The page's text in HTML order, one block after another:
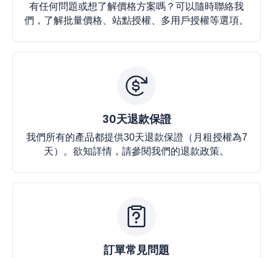
有任何問題或想了解價格方案嗎？可以隨時聯絡我
們，了解批量價格、站點授權、多用戶授權等選項。
30天退款保證
我們所有的產品都提供30天退款保證（月租授權為7
天）。欲知詳情，請參閱我們的退款政策。
訂單常見問題